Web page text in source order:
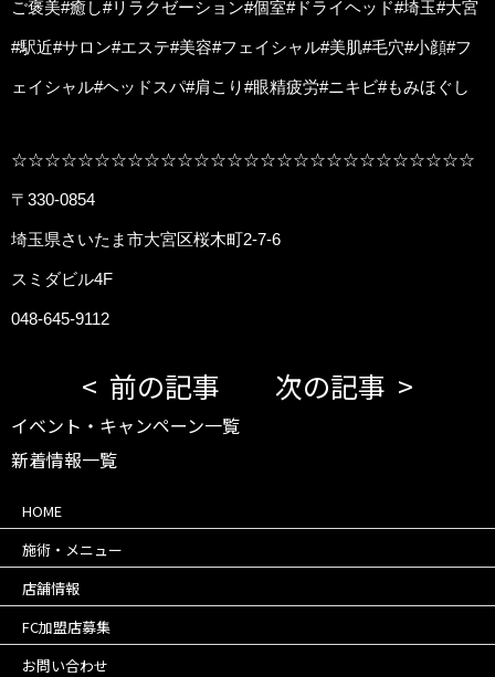
ご褒美#癒し#リラクゼーション#個室#ドライヘッド#埼玉#大宮
#駅近#サロン#エステ#美容#フェイシャル#美肌#毛穴#小顔#フ
ェイシャル#ヘッドスパ#肩こり#眼精疲労#ニキビ#もみほぐし
☆☆☆☆☆☆☆☆☆☆☆☆☆☆☆☆☆☆☆☆☆☆☆☆☆☆☆☆
〒330-0854
埼玉県さいたま市大宮区桜木町2-7-6
スミダビル4F
048-645-9112
前の記事 次の記事
イベント・キャンペーン一覧
新着情報一覧
HOME
施術・メニュー
店舗情報
FC加盟店募集
お問い合わせ